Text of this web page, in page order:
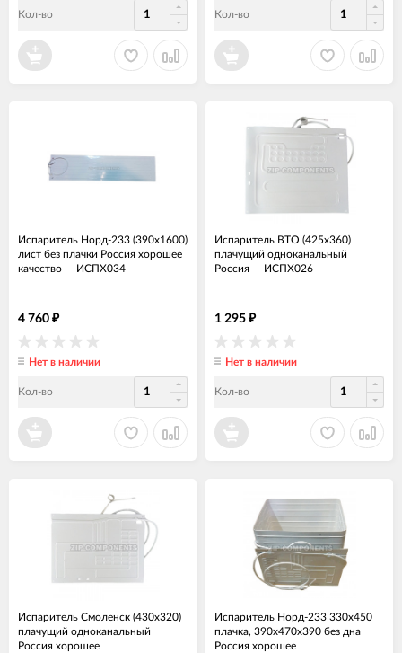
Кол-во Кол-во
Испаритель Норд-233 (390x1600)
лист без плачки Россия хорошее
качество — ИСПХ034
4 760 ₽
Нет в наличии
Кол-во
Испаритель ВТО (425x360)
плачущий одноканальный
Россия — ИСПХ026
1 295 ₽
Нет в наличии
Кол-во
Испаритель Смоленск (430х320)
плачущий одноканальный
Россия хорошее
Испаритель Норд-233 330x450
плачка, 390x470x390 без дна
Россия хорошее